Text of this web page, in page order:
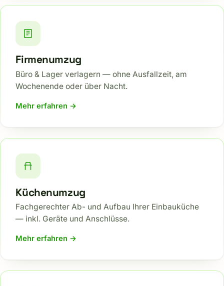
Firmenumzug
Büro & Lager verlagern — ohne Ausfallzeit, am
Wochenende oder über Nacht.
Mehr erfahren →
Küchenumzug
Fachgerechter Ab- und Aufbau Ihrer Einbauküche
— inkl. Geräte und Anschlüsse.
Mehr erfahren →